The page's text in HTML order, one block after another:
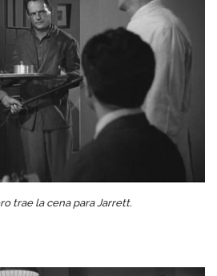
trae la cena para Jarrett.